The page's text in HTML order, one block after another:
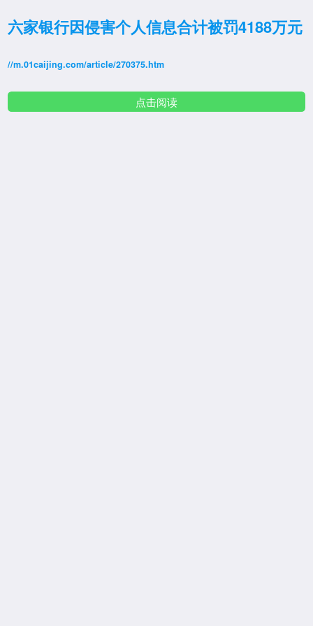
六家银行因侵害个人信息合计被罚4188万元
//m.01caijing.com/article/270375.htm
点击阅读